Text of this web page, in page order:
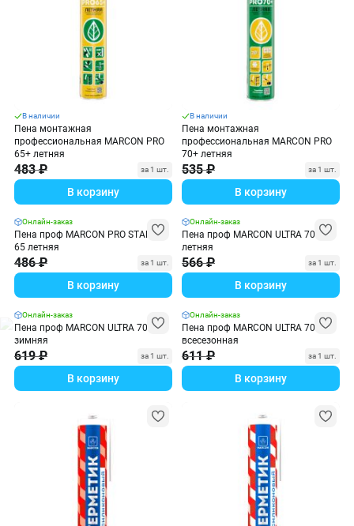
В наличии
Пена монтажная
профессиональная MARCON PRO
65+ летняя
483 ₽ за 1 шт.
В корзину
В наличии
Пена монтажная
профессиональная MARCON PRO
70+ летняя
535 ₽ за 1 шт.
В корзину
Онлайн-заказ
Пена проф MARCON PRO STARTUP
65 летняя
486 ₽ за 1 шт.
В корзину
Онлайн-заказ
Пена проф MARCON ULTRA 70+
летняя
566 ₽ за 1 шт.
В корзину
Онлайн-заказ
Пена проф MARCON ULTRA 70+
зимняя
619 ₽ за 1 шт.
В корзину
Онлайн-заказ
Пена проф MARCON ULTRA 70+
всесезонная
611 ₽ за 1 шт.
В корзину